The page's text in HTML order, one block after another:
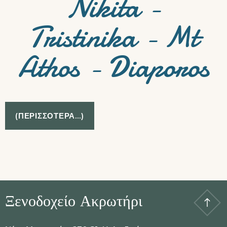
Tristinika - Mt
Athos - Diaporos
(ΠΕΡΙΣΣΌΤΕΡΑ…)
Ξενοδοχείο Ακρωτήρι